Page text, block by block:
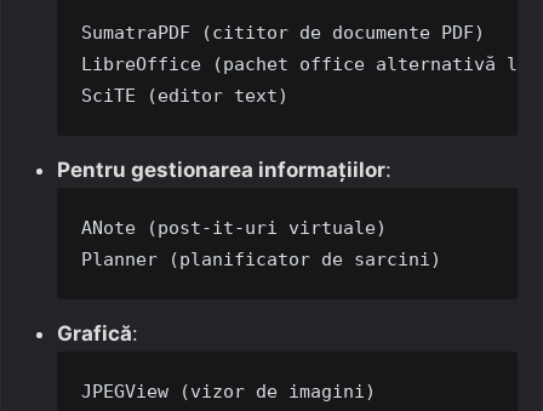
SumatraPDF (cititor de documente PDF)
LibreOffice (pachet office alternativă la
SciTE (editor text)
Pentru gestionarea informațiilor:
ANote (post-it-uri virtuale)
Planner (planificator de sarcini)
Grafică:
JPEGView (vizor de imagini)